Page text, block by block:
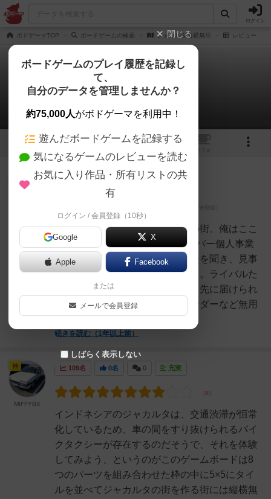
ログイン
ボドゲーマTOP ボードゲームの検索 ジャカルタ縦横無尽 レビュー
ジャカルタ縦横無尽
2件のレビュー
3 2
139名 充実
まるで迷路のようなジャカルタの街。俺はここ
でモペッド(電動原付)を駆るデリバー個人事業
者。お店を巡って最新のオーダーを聞き、見事
届けて日銭を稼ぐ。たまには人も。ライバルた
ちも同じように動いているから、先に届けられ
ないようにしよう。ダブったオーダーなど無用
の長物なのだから。ラ...
続きを読む（1年以上前）
109名 0名 0 充実
インドネシアのジャカルタは、交通渋滞が恒常
化しているため、車の間をすり抜けられるバイ
クタクシーが存在するのだそうで、それを体験
してみよう、というのがこのゲームボードは8
つのパーツを組み合わせた枠の中に5×5にタイ
ルを並べてジャカルタの街を作る街には縦横無
神
MIFFYBX
閉じる
ボードゲームのプレイ履歴を記録し
て、
自分のデータを管理しませんか？
約75,000人がボドゲーマを利用中！
遊んだボードゲームを記録する
気になるゲームのレビューを読む
お気に入り作品・所有リストの共
有
ログイン / 会員登録（10秒）
Google X
Apple Facebook
または
メールで会員登録
しばらく表示しない